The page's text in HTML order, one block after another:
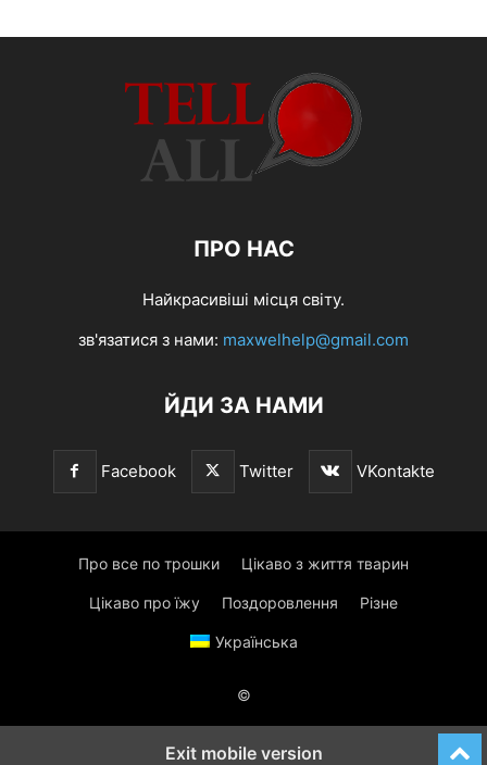
ПРО НАС
Найкрасивіші місця світу.
зв'язатися з нами: maxwelhelp@gmail.com
ЙДИ ЗА НАМИ
Facebook Twitter VKontakte
Про все по трошки Цікаво з життя тварин
Цікаво про їжу Поздоровлення Різне
Українська
©
Exit mobile version